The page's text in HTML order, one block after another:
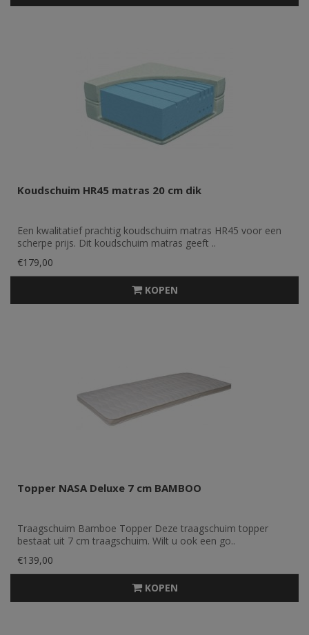
Koudschuim HR45 matras 20 cm dik
Een kwalitatief prachtig koudschuim matras HR45 voor een
scherpe prijs. Dit koudschuim matras geeft ..
€179,00
KOPEN
Topper NASA Deluxe 7 cm BAMBOO
Traagschuim Bamboe Topper Deze traagschuim topper
bestaat uit 7 cm traagschuim. Wilt u ook een go..
€139,00
KOPEN